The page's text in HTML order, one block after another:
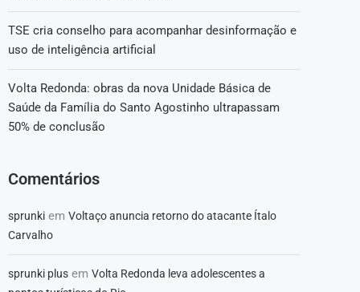
TSE cria conselho para acompanhar desinformação e
uso de inteligência artificial
Volta Redonda: obras da nova Unidade Básica de
Saúde da Família do Santo Agostinho ultrapassam
50% de conclusão
Comentários
sprunki em Voltaço anuncia retorno do atacante Ítalo
Carvalho
sprunki plus em Volta Redonda leva adolescentes a